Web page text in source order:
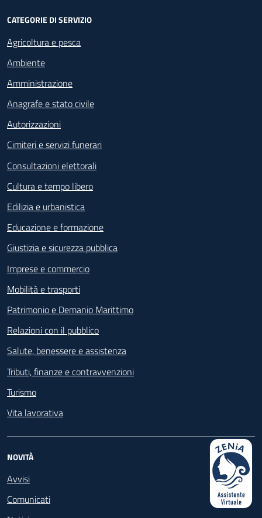
CATEGORIE DI SERVIZIO
Agricoltura e pesca
Ambiente
Amministrazione
Anagrafe e stato civile
Autorizzazioni
Cimiteri e servizi funerari
Consultazioni elettorali
Cultura e tempo libero
Edilizia e urbanistica
Educazione e formazione
Giustizia e sicurezza pubblica
Imprese e commercio
Mobilità e trasporti
Patrimonio e Demanio Marittimo
Relazioni con il pubblico
Salute, benessere e assistenza
Tributi, finanze e contravvenzioni
Turismo
Vita lavorativa
NOVITÀ
Avvisi
Comunicati